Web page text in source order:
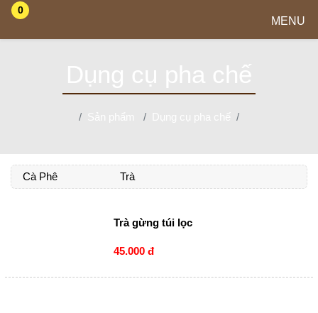
0
MENU
Cà Phê Trà
Trà gừng túi lọc
45.000 đ